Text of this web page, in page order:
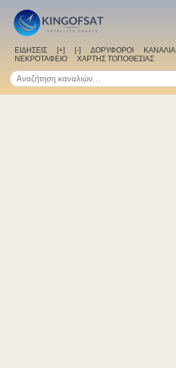
ΕΙΔΗΣΕΙΣ [+] [-] ΔΟΡΥΦΟΡΟΙ ΚΑΝΑΛΙΑ
ΝΕΚΡΟΤΑΦΕΙΟ
ΧΑΡΤΗΣ ΤΟΠΟΘΕΣΙΑΣ